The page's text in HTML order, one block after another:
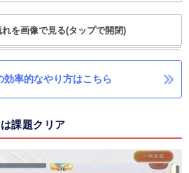
を画像で見る(タップで開閉)
効率的なやり方はこちら
課題クリア